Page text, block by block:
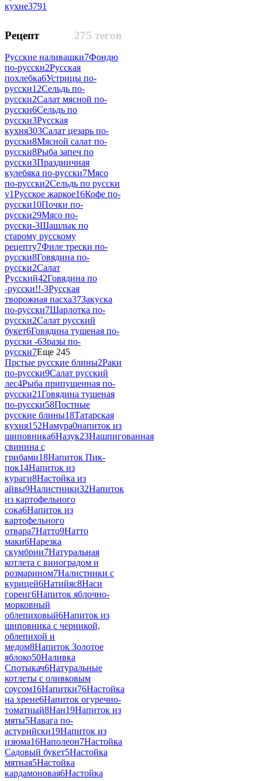
кухне3791
275 тегов
Рецепт
Русские наливашки7Фондю
по-русски2Русская
похлебка6Устрицы по-
русски12Сельдь по-
русски2Салат мясной по-
русски6Сельдь по
русски3Русская
кухня303Салат цезарь по-
русски8Мясной салат по-
русски8Рыба запеч по
русски3Праздничная
кулебяка по-русски7Мясо
по-русски2Сельдь по русски
v1Русское жаркое16Кофе по-
русски10Почки по-
русски29Мясо по-
русски-3Шашлык по
старому русскому
рецепту7Филе трески по-
русски8Говядина по-
русски2Салат
Русский42Говядина по
-русски!!-3Русская
творожная пасха37Закуска
по-русски7Шарлотка по-
русски2Салат русский
букет6Говядина тушеная по-
русски -6Зразы по-
русски7Еще 245
Прстые русские блины2Раки
по-русски9Салат русский
лес4Рыба припущенная по-
русски21Говядина тушеная
по-русски58Постные
русские блины18Татарская
кухня152Намура0напиток из
шиповника6Назук23Нашпигованная
свинина с
грибами18Напиток Пик-
пок14Напиток из
кураги8Настойка из
айвы9Налистники32Напиток
из картофельного
сока6Напиток из
картофельного
отвара7Натто9Натто
маки6Нарезка
скумбрии7Натуральная
котлета с виноградом и
розмарином7Налистники с
курицей6Натийяс8Наси
горенг6Напиток яблочно-
морковный
облепиховый6Напиток из
шиповника с черникой,
облепихой и
медом8Напиток Золотое
яблоко50Наливка
Спотыкач6Натуральные
котлеты с оливковым
соусом16Напитки76Настойка
на хрене6Напиток огуречно-
томатный8Нан19Напиток из
мяты5Навага по-
астурийски19Напиток из
изюма16Наполеон7Настойка
Садовый букет5Настойка
мятная5Настойка
кардамоновая6Настойка